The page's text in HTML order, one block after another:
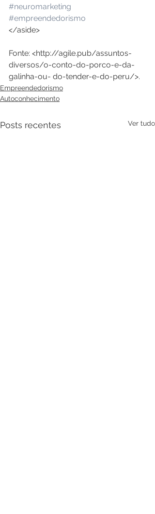
#neuromarketing
#empreendedorismo
</aside>
Fonte: <http://agile.pub/assuntos-
diversos/o-conto-do-porco-e-da-
galinha-ou- do-tender-e-do-peru/>.
Empreendedorismo
Autoconhecimento
Posts recentes Ver tudo